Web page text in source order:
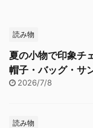
読み物
夏の小物で印象チ
帽子・バッグ・サ
2026/7/8
読み物